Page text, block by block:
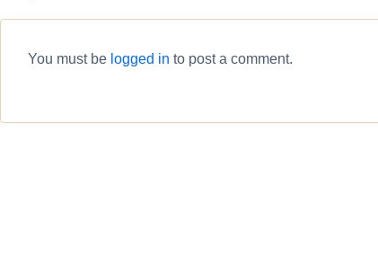
You must be logged in to post a comment.